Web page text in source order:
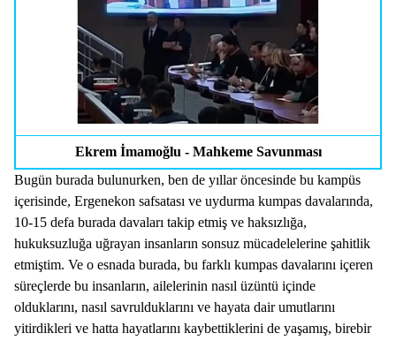
Ekrem İmamoğlu - Mahkeme Savunması
Bugün burada bulunurken, ben de yıllar öncesinde bu kampüs
içerisinde, Ergenekon safsatası ve uydurma kumpas davalarında,
10-15 defa burada davaları takip etmiş ve haksızlığa,
hukuksuzluğa uğrayan insanların sonsuz mücadelelerine şahitlik
etmiştim. Ve o esnada burada, bu farklı kumpas davalarını içeren
süreçlerde bu insanların, ailelerinin nasıl üzüntü içinde
olduklarını, nasıl savrulduklarını ve hayata dair umutlarını
yitirdikleri ve hatta hayatlarını kaybettiklerini de yaşamış, birebir